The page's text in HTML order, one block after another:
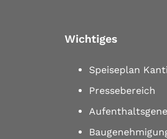
Wichtiges
Speiseplan
Pressebereich